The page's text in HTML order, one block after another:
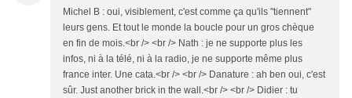
Michel B : oui, visiblement, c'est comme ça qu'ils "tiennent"
leurs gens. Et tout le monde la boucle pour un gros chèque
en fin de mois.<br /> <br /> Nath : je ne supporte plus les
infos, ni à la télé, ni à la radio, je ne supporte même plus
france inter. Une cata.<br /> <br /> Danature : ah ben oui, c'est
sûr. Just another brick in the wall.<br /> <br /> Didier : tu